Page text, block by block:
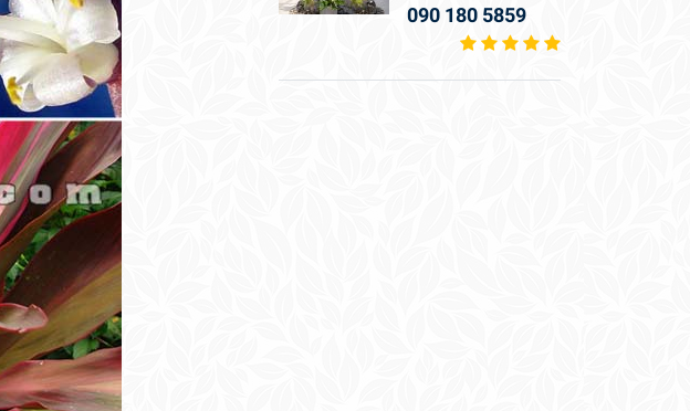
090 180 5859